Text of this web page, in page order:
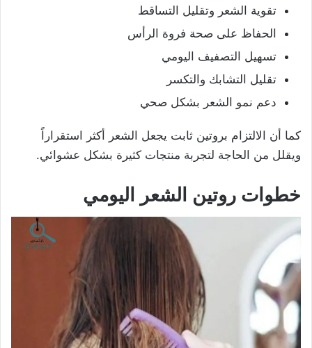
تقوية الشعر وتقليل التساقط
الحفاظ على صحة فروة الرأس
تسهيل التصفيف اليومي
تقليل التشابك والتكسر
دعم نمو الشعر بشكل صحي
كما أن الالتزام بروتين ثابت يجعل الشعر أكثر استقراراً
ويقلل من الحاجة لتجربة منتجات كثيرة بشكل عشوائي.
خطوات روتين الشعر اليومي